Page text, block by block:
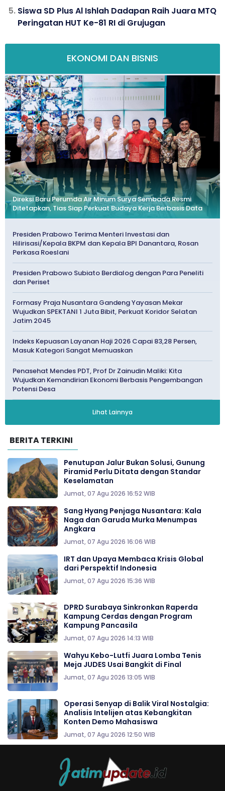
Siswa SD Plus Al Ishlah Dadapan Raih Juara MTQ
Peringatan HUT Ke-81 RI di Grujugan
EKONOMI DAN BISNIS
Direksi Baru Perumda Air Minum Surya Sembada Resmi
Ditetapkan, Tias Siap Perkuat Budaya Kerja Berbasis Data
Presiden Prabowo Terima Menteri Investasi dan
Hilirisasi/Kepala BKPM dan Kepala BPI Danantara, Rosan
Perkasa Roeslani
Presiden Prabowo Subiato Berdialog dengan Para Peneliti
dan Periset
Formasy Praja Nusantara Gandeng Yayasan Mekar
Wujudkan SPEKTANI 1 Juta Bibit, Perkuat Koridor Selatan
Jatim 2045
Indeks Kepuasan Layanan Haji 2026 Capai 83,28 Persen,
Masuk Kategori Sangat Memuaskan
Penasehat Mendes PDT, Prof Dr Zainudin Maliki: Kita
Wujudkan Kemandirian Ekonomi Berbasis Pengembangan
Potensi Desa
Lihat Lainnya
BERITA TERKINI
Penutupan Jalur Bukan Solusi, Gunung
Piramid Perlu Ditata dengan Standar
Keselamatan
Jumat, 07 Agu 2026 16:52 WIB
Sang Hyang Penjaga Nusantara: Kala
Naga dan Garuda Murka Menumpas
Angkara
Jumat, 07 Agu 2026 16:06 WIB
IRT dan Upaya Membaca Krisis Global
dari Perspektif Indonesia
Jumat, 07 Agu 2026 15:36 WIB
DPRD Surabaya Sinkronkan Raperda
Kampung Cerdas dengan Program
Kampung Pancasila
Jumat, 07 Agu 2026 14:13 WIB
Wahyu Kebo-Lutfi Juara Lomba Tenis
Meja JUDES Usai Bangkit di Final
Jumat, 07 Agu 2026 13:05 WIB
Operasi Senyap di Balik Viral Nostalgia:
Analisis Intelijen atas Kebangkitan
Konten Demo Mahasiswa
Jumat, 07 Agu 2026 12:50 WIB